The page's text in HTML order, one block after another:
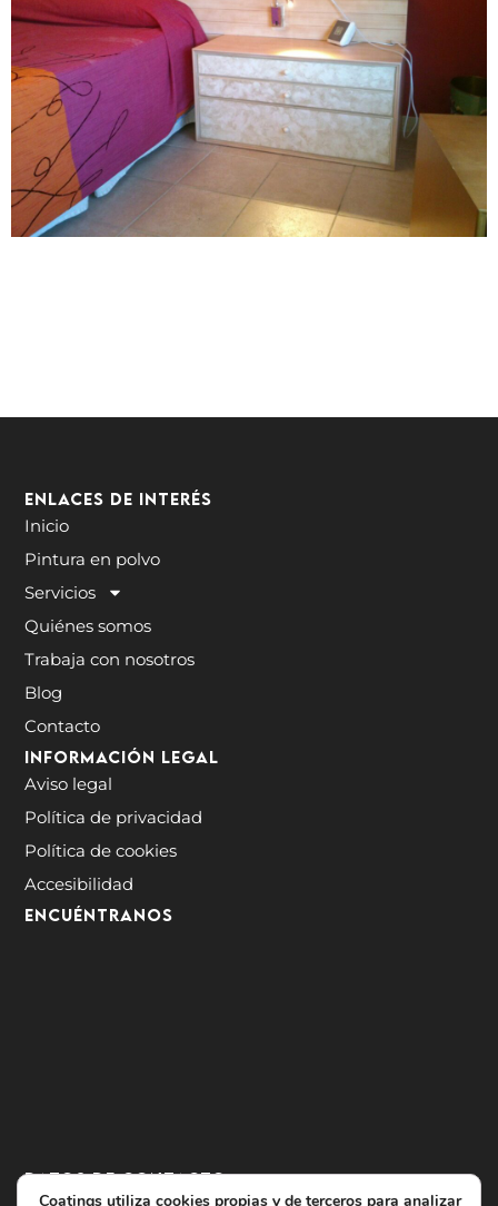
Enlaces de interés
Inicio
Pintura en polvo
Servicios
Quiénes somos
Trabaja con nosotros
Blog
Contacto
Información legal
Aviso legal
Política de privacidad
Política de cookies
Accesibilidad
ENCUÉNTRANOS
Datos de contacto
Coatings utiliza cookies propias y de terceros para analizar